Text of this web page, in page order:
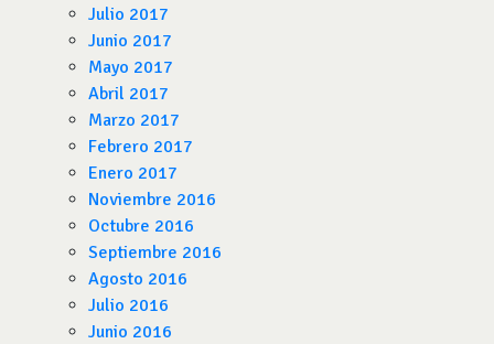
Julio 2017
Junio 2017
Mayo 2017
Abril 2017
Marzo 2017
Febrero 2017
Enero 2017
Noviembre 2016
Octubre 2016
Septiembre 2016
Agosto 2016
Julio 2016
Junio 2016